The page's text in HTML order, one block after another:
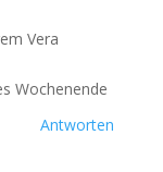
Vera
Wochenende
Antworten